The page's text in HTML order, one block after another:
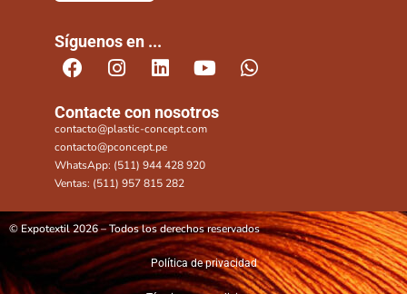
Síguenos en ...
Contacte con nosotros
contacto@plastic-concept.com
contacto@pconcept.pe
WhatsApp: (511) 944 428 920
Ventas: (511) 957 815 282
© Expotextil 2026 – Todos los derechos reservados
Política de privacidad